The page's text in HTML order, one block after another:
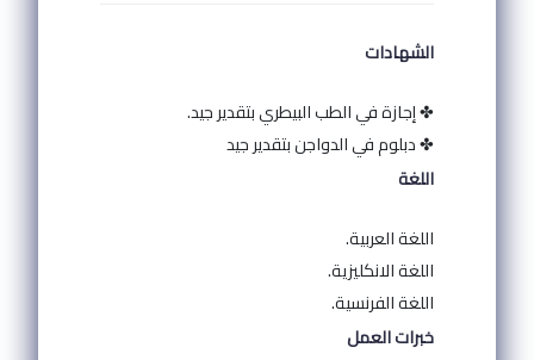
الشهادات
✤ إجازة في الطب البيطري بتقدير جيد.
✤ دبلوم في الدواجن بتقدير جيد
اللغة
اللغة العربية.
اللغة الانكليزية.
اللغة الفرنسية.
خبرات العمل